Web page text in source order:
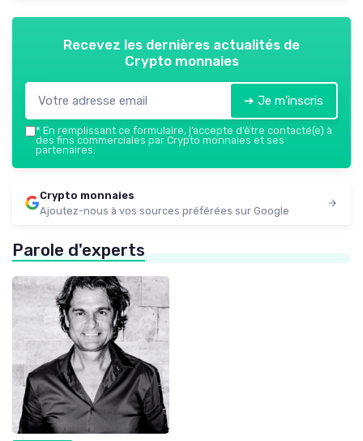
Recevez les dernières actualités de
Crypto monnaies
➔ Je m'inscris
* En remplissant ce formulaire, j’accepte d’être contacté(e) à
des fins commerciales par Crypto monnaies et ses
partenaires.
Crypto monnaies
Ajoutez-nous à vos sources préférées sur Google
Parole d'experts